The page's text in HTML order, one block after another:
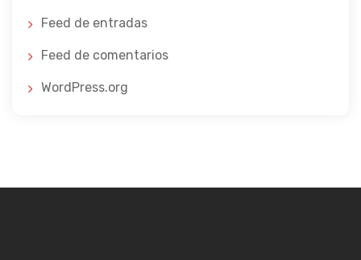
Feed de entradas
Feed de comentarios
WordPress.org